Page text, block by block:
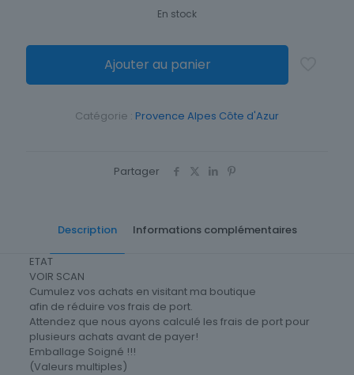
En stock
Ajouter au panier
Catégorie : Provence Alpes Côte d'Azur
Partager
Description Informations complémentaires
ETAT
VOIR SCAN
Cumulez vos achats en visitant ma boutique
afin de réduire vos frais de port.
Attendez que nous ayons calculé les frais de port pour
plusieurs achats avant de payer!
Emballage Soigné !!!
(Valeurs multiples)